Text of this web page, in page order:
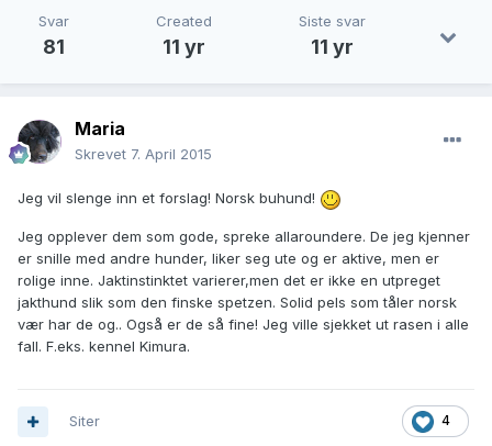
Svar
81
Created
11 yr
Siste svar
11 yr
Maria
Skrevet 7. April 2015
Jeg vil slenge inn et forslag! Norsk buhund!
Jeg opplever dem som gode, spreke allaroundere. De jeg kjenner
er snille med andre hunder, liker seg ute og er aktive, men er
rolige inne. Jaktinstinktet varierer,men det er ikke en utpreget
jakthund slik som den finske spetzen. Solid pels som tåler norsk
vær har de og.. Også er de så fine! Jeg ville sjekket ut rasen i alle
fall. F.eks. kennel Kimura.
4
Siter